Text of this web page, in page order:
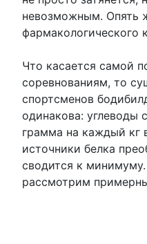
невозможным. Опять
фармакологического
Что касается самой
соревнованиям, то
спортсменов
одинакова: углеводы
грамма на каждый кг
источники белка
сводится к
рассмотрим